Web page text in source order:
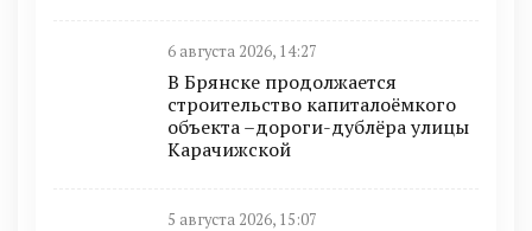
6 августа 2026, 14:27
В Брянске продолжается
строительство капиталоёмкого
объекта –дороги-дублёра улицы
Карачижской
5 августа 2026, 15:07